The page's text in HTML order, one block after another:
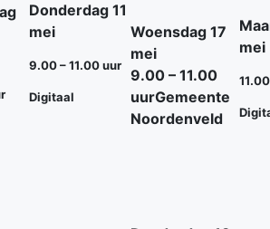
Donderdag 11
mei
9.00 – 11.00 uur
Digitaal
Woensdag 17
mei
9.00 – 11.00
uurGemeente
Noordenveld
mei